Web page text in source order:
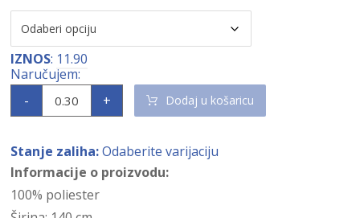
IZNOS: 11.90
- + Dodaj u košaricu
Stanje zaliha: Odaberite varijaciju
Informacije o proizvodu:
100% poliester